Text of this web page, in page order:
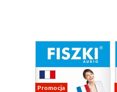
Promocja